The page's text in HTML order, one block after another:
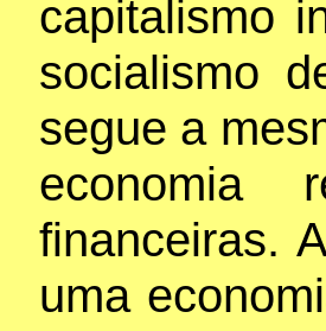
capitalismo
socialismo
segue a
economia
financeiras.
uma